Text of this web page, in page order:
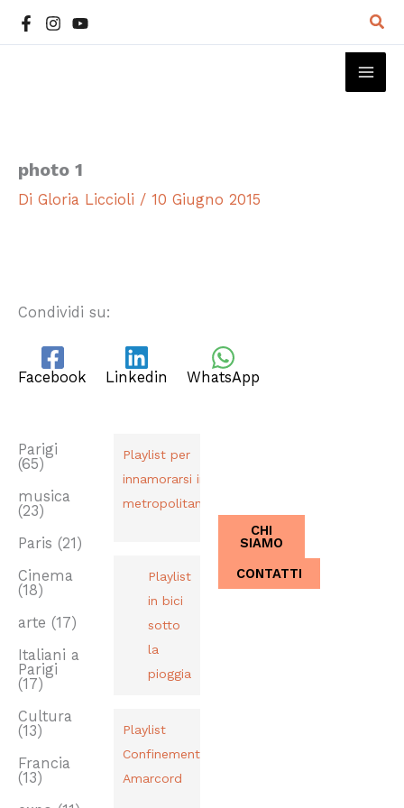
photo 1
Di Gloria Liccioli / 10 Giugno 2015
Condividi su:
Facebook Linkedin WhatsApp
CHI
SIAMO
CONTATTI
Playlist per
innamorarsi in
metropolitana
Playlist
in bici
sotto
la
pioggia
Playlist
Confinement
Amarcord
Parigi
(65)
musica
(23)
Paris(21)
Cinema
(18)
arte(17)
Italiani a
Parigi
(17)
Cultura
(13)
Francia
(13)